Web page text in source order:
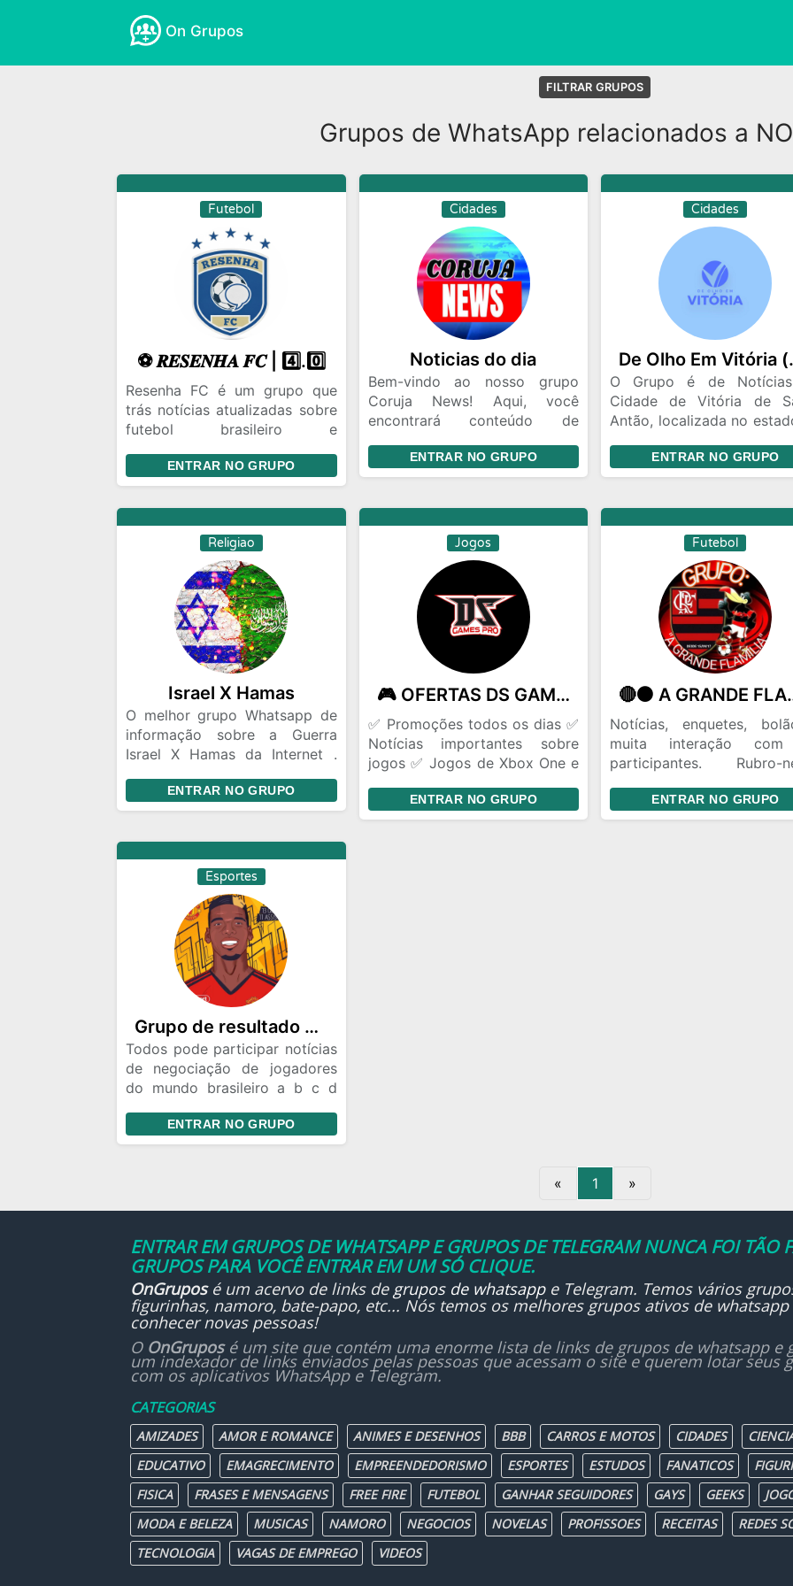
On Grupos
FILTRAR GRUPOS
Grupos de WhatsApp relacionados a
Futebol
⚽ 𝑹𝑬𝑺𝑬𝑵𝑯𝑨 𝑭𝑪 | 4️⃣.0️⃣
Resenha FC é um grupo que
trás notícias atualizadas sobre
futebol brasileiro e
resenhas, mas o respeito
acima de tudo. Vocês amantes
do futebol serão sempre bem-
vindo a nossa Resenha.
ENTRAR NO GRUPO
Cidades
Noticias do dia
Bem-vindo ao nosso grupo
Coruja News! Aqui, você
encontrará conteúdo de
notícias do Brasil e do mundo!
Nosso objetivo é manter você
ENTRAR NO GRUPO
Cidades
De
O Grupo é de
Cidade de Vitória de
Antão, localizada no
VIP, ou seja, as notícias
enviadas por um ADM
ENTRAR NO GRUPO
Religiao
Israel X Hamas
O melhor grupo Whatsapp de
informação sobre a Guerra
Israel X Hamas da Internet .
momento, venha compartilhar
e obter novas informações.
essa galera cheia de amizade e
muito conteúdo para
compartilhar Com você e
convide seus amigos para
juntar-se a nós através do
nosso link
ENTRAR NO GRUPO
Jogos
🎮 OFERTAS DS GAMES PRO #5
✅ Promoções todos os dias ✅
Notícias importantes sobre
jogos ✅ Jogos de Xbox One e
exclusivos também temos
midia compartilhadas
ENTRAR NO GRUPO
Futebol
🔴⚫ A
Notícias, enquetes,
muita interação
participantes. Rubro-
grupo do flamengo
whatsapp.
ENTRAR NO GRUPO
Esportes
Grupo de resultado de fut
Todos pode participar notícias
de negociação de jogadores
do mundo brasileiro a b c d
ENTRAR NO GRUPO
« 1 »
ENTRAR EM GRUPOS DE WHATSAPP E GRUPOS DE TELEGRAM NUNCA FOI TÃO
GRUPOS PARA VOCÊ ENTRAR EM UM SÓ CLIQUE.
OnGruposé um acervo de links de grupos de whatsappe Telegram. Temos vários
figurinhas, namoro, bate-papo, etc... Nós temos os melhores grupos ativos de
conhecer novas pessoas!
O OnGruposé um site que contém uma enorme lista de links de grupos de whatsapp e
um indexador de links enviados pelas pessoas que acessam o site e querem lotar
com os aplicativos WhatsApp e Telegram.
CATEGORIAS
AMIZADES AMOR E ROMANCE ANIMES E DESENHOS BBB CARROS E MOTOS CIDADES
EDUCATIVO
EMAGRECIMENTO EMPREENDEDORISMO ESPORTES ESTUDOS FANATICOS
FISICA
FRASES E MENSAGENS FREE FIRE FUTEBOL GANHAR SEGUIDORES GAYS GEEKS
MODA E BELEZA
MUSICAS NAMORO NEGOCIOS NOVELAS PROFISSOES RECEITAS REDES
TECNOLOGIA
VAGAS DE EMPREGO VIDEOS